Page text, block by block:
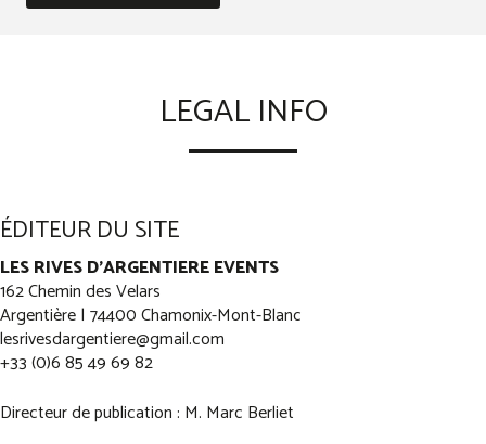
LEGAL INFO
ÉDITEUR DU SITE
LES RIVES D'ARGENTIERE EVENTS
162 Chemin des Velars
Argentière | 74400 Chamonix-Mont-Blanc
lesrivesdargentiere@gmail.com
+33 (0)6 85 49 69 82
Directeur de publication : M. Marc Berliet